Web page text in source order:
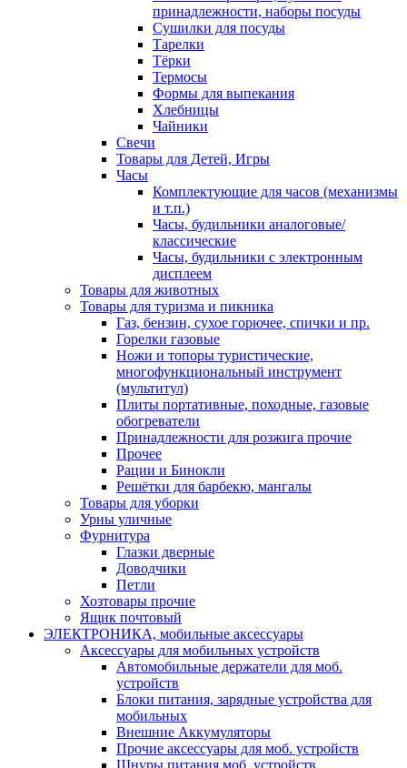
принадлежности, наборы посуды
Сушилки для посуды
Тарелки
Тёрки
Термосы
Формы для выпекания
Хлебницы
Чайники
Свечи
Товары для Детей, Игры
Часы
Комплектующие для часов (механизмы
и т.п.)
Часы, будильники аналоговые/
классические
Часы, будильники с электронным
дисплеем
Товары для животных
Товары для туризма и пикника
Газ, бензин, сухое горючее, спички и пр.
Горелки газовые
Ножи и топоры туристические,
многофункциональный инструмент
(мультитул)
Плиты портативные, походные, газовые
обогреватели
Принадлежности для розжига прочие
Прочее
Рации и Бинокли
Решётки для барбекю, мангалы
Товары для уборки
Урны уличные
Фурнитура
Глазки дверные
Доводчики
Петли
Хозтовары прочие
Ящик почтовый
ЭЛЕКТРОНИКА, мобильные аксессуары
Аксессуары для мобильных устройств
Автомобильные держатели для моб.
устройств
Блоки питания, зарядные устройства для
мобильных
Внешние Аккумуляторы
Прочие аксессуары для моб. устройств